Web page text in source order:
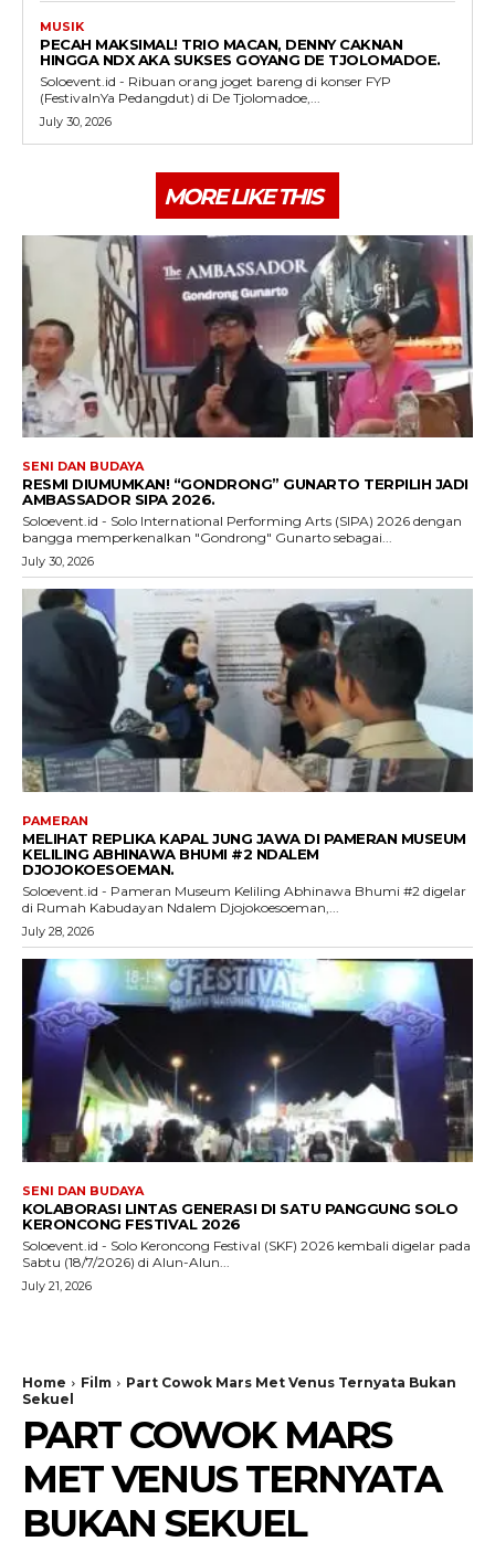
MUSIK
PECAH MAKSIMAL! TRIO MACAN, DENNY CAKNAN
HINGGA NDX AKA SUKSES GOYANG DE TJOLOMADOE.
Soloevent.id - Ribuan orang joget bareng di konser FYP
(FestivalnYa Pedangdut) di De Tjolomadoe,...
July 30, 2026
MORE LIKE THIS
SENI DAN BUDAYA
RESMI DIUMUMKAN! “GONDRONG” GUNARTO TERPILIH JADI
AMBASSADOR SIPA 2026.
Soloevent.id - Solo International Performing Arts (SIPA) 2026 dengan
bangga memperkenalkan "Gondrong" Gunarto sebagai...
July 30, 2026
PAMERAN
MELIHAT REPLIKA KAPAL JUNG JAWA DI PAMERAN MUSEUM
KELILING ABHINAWA BHUMI #2 NDALEM
DJOJOKOESOEMAN.
Soloevent.id - Pameran Museum Keliling Abhinawa Bhumi #2 digelar
di Rumah Kabudayan Ndalem Djojokoesoeman,...
July 28, 2026
SENI DAN BUDAYA
KOLABORASI LINTAS GENERASI DI SATU PANGGUNG SOLO
KERONCONG FESTIVAL 2026
Soloevent.id - Solo Keroncong Festival (SKF) 2026 kembali digelar pada
Sabtu (18/7/2026) di Alun-Alun...
July 21, 2026